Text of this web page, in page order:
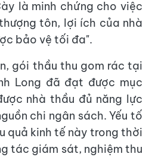
là minh chứng cho việc
tôn, lợi ích của nhà
bảo vệ tối đa".
gói thầu thu gom rác tại
Long đã đạt được mục
nhà thầu đủ năng lực
chi ngân sách. Yếu tố
quả kinh tế này trong thời
tác giám sát, nghiệm thu